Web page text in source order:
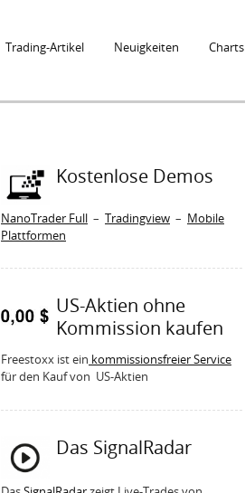
Trading-Artikel Neuigkeiten Charts
Kostenlose Demos
NanoTrader Full – Tradingview – Mobile
Plattformen
US-Aktien ohne
Kommission kaufen
Freestoxx ist ein kommissionsfreier Service
für den Kauf von US-Aktien
Das SignalRadar